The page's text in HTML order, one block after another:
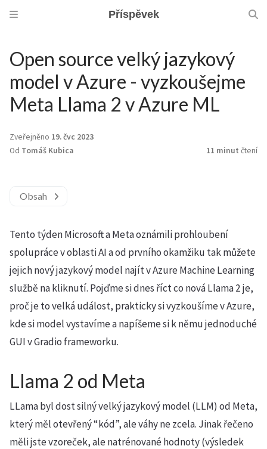
Příspěvek
Open source velký jazykový
model v Azure - vyzkoušejme
Meta Llama 2 v Azure ML
Zveřejněno 19. čvc 2023
Od Tomáš Kubica 11 minut čtení
Obsah
Tento týden Microsoft a Meta oznámili prohloubení
spolupráce v oblasti AI a od prvního okamžiku tak můžete
jejich nový jazykový model najít v Azure Machine Learning
službě na kliknutí. Pojďme si dnes říct co nová Llama 2 je,
proč je to velká událost, prakticky si vyzkoušíme v Azure,
kde si model vystavíme a napíšeme si k němu jednoduché
GUI v Gradio frameworku.
Llama 2 od Meta
LLama byl dost silný velký jazykový model (LLM) od Meta,
který měl otevřený “kód”, ale váhy ne zcela. Jinak řečeno
měli jste vzoreček, ale natrénované hodnoty (výsledek